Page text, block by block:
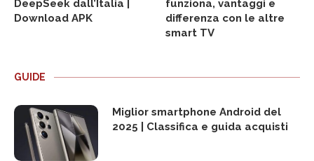
DeepSeek dall’Italia |
Download APK
funziona, vantaggi e
differenza con le altre
smart TV
GUIDE
Miglior smartphone Android del
2025 | Classifica e guida acquisti